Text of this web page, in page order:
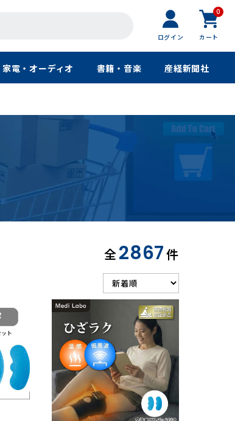
ログイン
0
カート
家電・オーディオ 書籍・音楽 産経新聞社
全2867件